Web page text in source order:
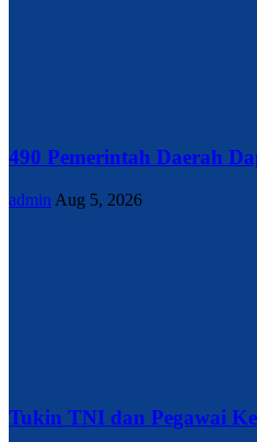
490 Pemerintah Daerah
admin Aug 5, 2026
Tukin TNI dan Pegawai